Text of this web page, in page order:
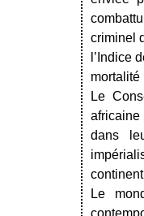
criminel
l’Indice
Le
dans
Le